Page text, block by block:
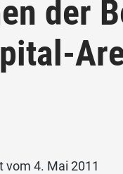
der
vom 4. Mai 2011